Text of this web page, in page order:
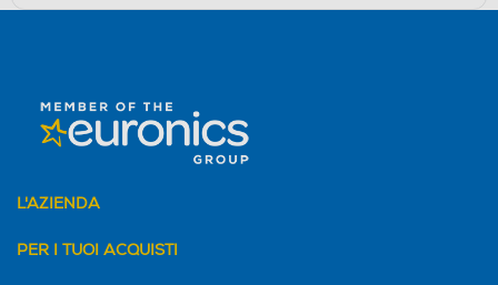
L'AZIENDA
PER I TUOI ACQUISTI